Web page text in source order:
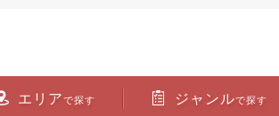
エリアで探す ジャンルで探す